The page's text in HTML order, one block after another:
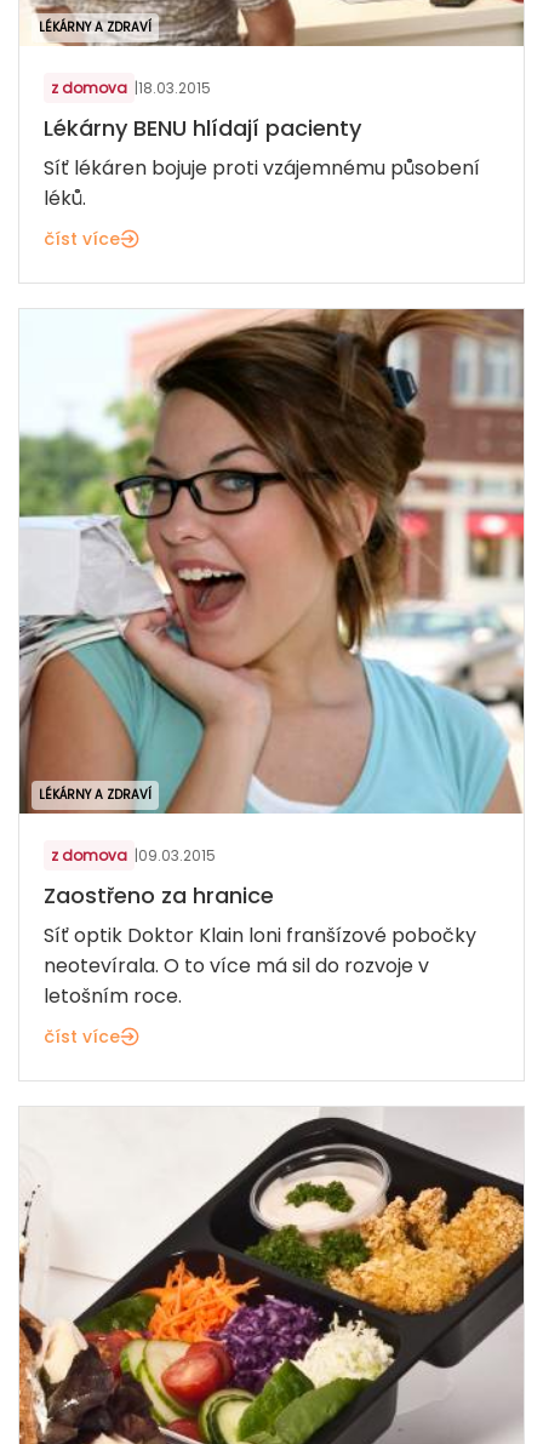
LÉKÁRNY A ZDRAVÍ
z domova |18.03.2015
Lékárny BENU hlídají pacienty
Síť lékáren bojuje proti vzájemnému působení
léků.
číst více
LÉKÁRNY A ZDRAVÍ
z domova |09.03.2015
Zaostřeno za hranice
Síť optik Doktor Klain loni franšízové pobočky
neotevírala. O to více má sil do rozvoje v
letošním roce.
číst více